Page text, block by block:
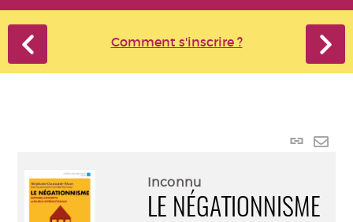
Comment s'inscrire ?
Lien
Inconnu
LE NÉGATIONNISME